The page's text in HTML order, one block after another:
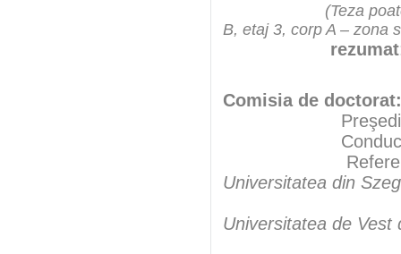
(Teza
B, etaj 3, corp A – zona
rezumat
Comisia de doctorat:
Conducător
Universitatea din
Universitatea de Vest